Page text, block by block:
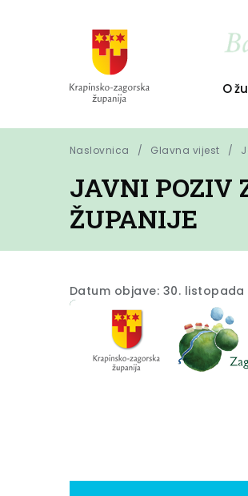
O
Naslovnica Glavna vijest
JAVNI POZIV
ŽUPANIJE
Datum objave: 30. listopada